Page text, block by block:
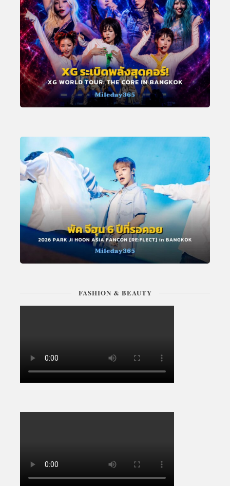
FASHION & BEAUTY